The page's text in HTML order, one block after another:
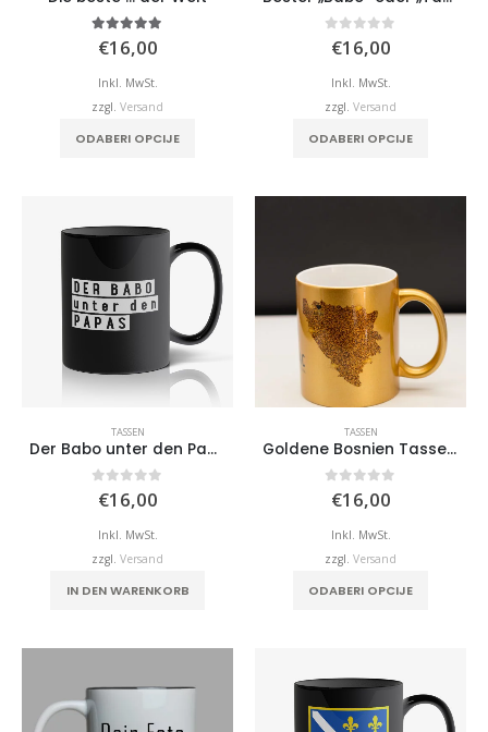
5.00von 5
€16,00
Inkl. MwSt.
zzgl. Versand
ODABERI OPCIJE
0von 5
€16,00
Inkl. MwSt.
zzgl. Versand
ODABERI OPCIJE
TASSEN
Der Babo unter den Papas – Schwarze Tasse
von 5
€16,00
Inkl. MwSt.
zzgl. Versand
IN DEN WARENKORB
TASSEN
Goldene Bosnien Tasse mit Ihrer Wunschstadt.
von 5
€16,00
Inkl. MwSt.
zzgl. Versand
ODABERI OPCIJE